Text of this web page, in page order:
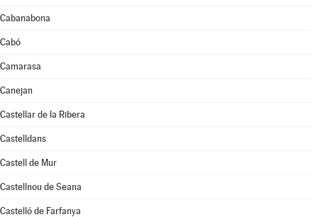
Cabanabona
Cabó
Camarasa
Canejan
Castellar de la Ribera
Castelldans
Castell de Mur
Castellnou de Seana
Castelló de Farfanya